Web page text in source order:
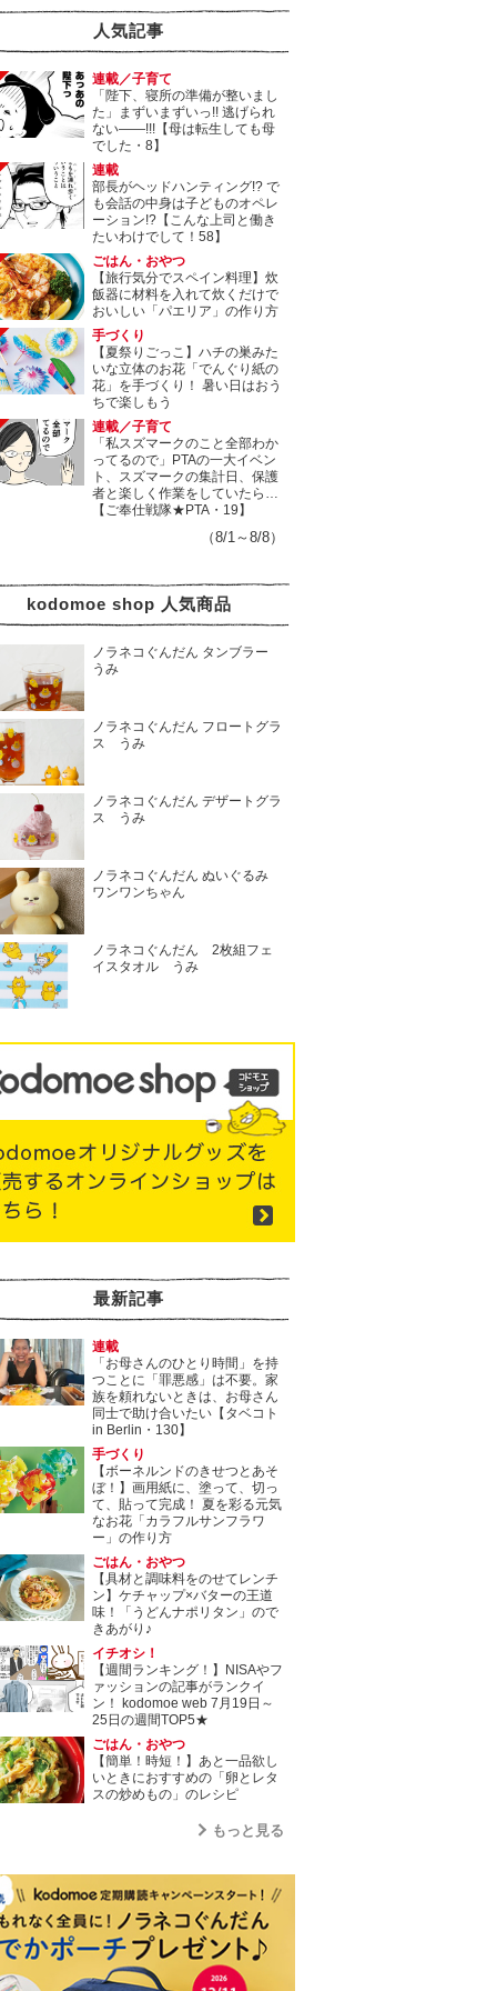
人気記事
連載／子育て
「陛下、寝所の準備が整いまし
た」まずいまずいっ!! 逃げられ
ない――!!!【母は転生しても母
でした・8】
連載
部長がヘッドハンティング!? で
も会話の中身は子どものオペレ
ーション!?【こんな上司と働き
たいわけでして！58】
ごはん・おやつ
【旅行気分でスペイン料理】炊
飯器に材料を入れて炊くだけで
おいしい「パエリア」の作り方
手づくり
【夏祭りごっこ】ハチの巣みた
いな立体のお花「でんぐり紙の
花」を手づくり！ 暑い日はおう
ちで楽しもう
連載／子育て
「私スズマークのこと全部わか
ってるので」PTAの一大イベン
ト、スズマークの集計日、保護
者と楽しく作業をしていたら…
【ご奉仕戦隊★PTA・19】
（8/1～8/8）
kodomoe shop 人気商品
ノラネコぐんだん タンブラー
うみ
ノラネコぐんだん フロートグラ
ス うみ
ノラネコぐんだん デザートグラ
ス うみ
ノラネコぐんだん ぬいぐるみ
ワンワンちゃん
ノラネコぐんだん 2枚組フェ
イスタオル うみ
最新記事
連載
「お母さんのひとり時間」を持
つことに「罪悪感」は不要。家
族を頼れないときは、お母さん
同士で助け合いたい【タベコト
in Berlin・130】
手づくり
【ボーネルンドのきせつとあそ
ぼ！】画用紙に、塗って、切っ
て、貼って完成！ 夏を彩る元気
なお花「カラフルサンフラワ
ー」の作り方
ごはん・おやつ
【具材と調味料をのせてレンチ
ン】ケチャップ×バターの王道
味！「うどんナポリタン」ので
きあがり♪
イチオシ！
【週間ランキング！】NISAやフ
ァッションの記事がランクイ
ン！ kodomoe web 7月19日～
25日の週間TOP5★
ごはん・おやつ
【簡単！時短！】あと一品欲し
いときにおすすめの「卵とレタ
スの炒めもの」のレシピ
もっと見る